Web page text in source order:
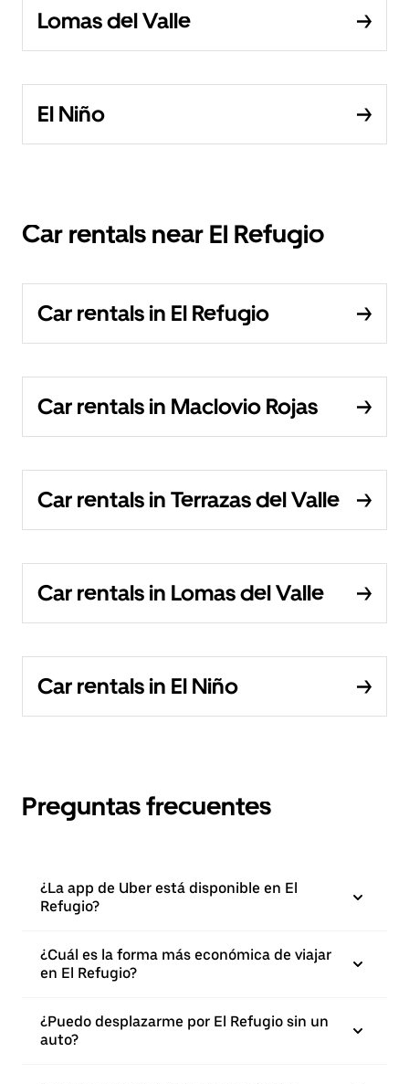
Lomas del Valle
El Niño
Car rentals near El Refugio
Car rentals in El Refugio
Car rentals in Maclovio Rojas
Car rentals in Terrazas del Valle
Car rentals in Lomas del Valle
Car rentals in El Niño
Preguntas frecuentes
¿La app de Uber está disponible en El
Refugio?
¿Cuál es la forma más económica de viajar
en El Refugio?
¿Puedo desplazarme por El Refugio sin un
auto?